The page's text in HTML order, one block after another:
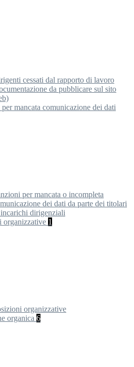
cessati dal rapporto di lavoro
da pubblicare sul sito
mancata comunicazione dei dati
per mancata o incompleta
dei dati da parte dei titolari
dirigenziali
organizzative 1
organizzative
organica 6